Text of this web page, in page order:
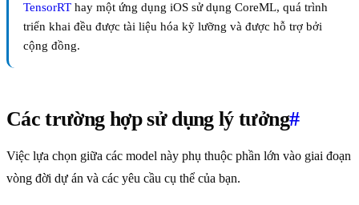
TensorRT hay một ứng dụng iOS sử dụng CoreML, quá trình
triển khai đều được tài liệu hóa kỹ lưỡng và được hỗ trợ bởi
cộng đồng.
Các trường hợp sử dụng lý tưởng#
Việc lựa chọn giữa các model này phụ thuộc phần lớn vào giai đoạn
vòng đời dự án và các yêu cầu cụ thể của bạn.